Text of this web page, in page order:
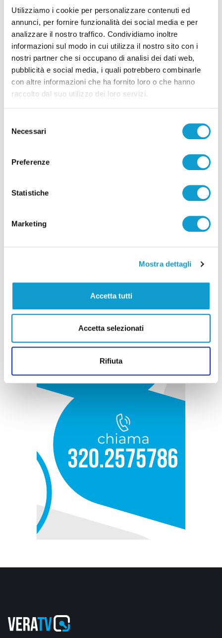
Utilizziamo i cookie per personalizzare contenuti ed
annunci, per fornire funzionalità dei social media e per
analizzare il nostro traffico. Condividiamo inoltre
informazioni sul modo in cui utilizza il nostro sito con i
nostri partner che si occupano di analisi dei dati web,
pubblicità e social media, i quali potrebbero combinarle
con altre informazioni che ha fornito loro o che hanno
raccolto dal suo utilizzo dei loro servizi.
delNecessari
Preferenze
Statistiche
Marketing
Mostra dettagli
Accetta tutti
Accetta selezionati
Rifiuta
07/08/2026